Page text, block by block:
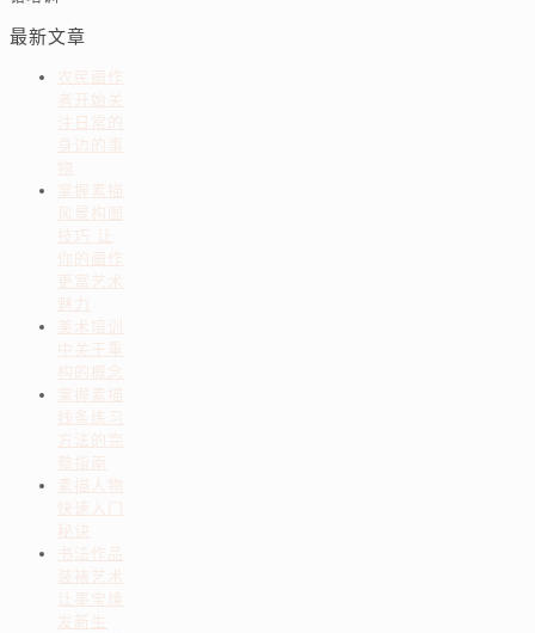
最新文章
农民画作
者开始关
注日常的
身边的事
物
掌握素描
风景构图
技巧 让
你的画作
更富艺术
魅力
美术培训
中关于重
构的概念
掌握素描
线条练习
方法的完
整指南
素描人物
快速入门
秘诀
书法作品
装裱艺术
让墨宝焕
发新生